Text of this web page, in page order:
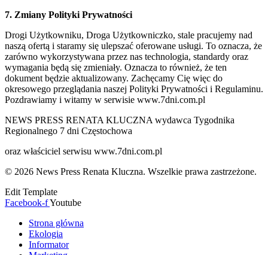
7. Zmiany Polityki Prywatności
Drogi Użytkowniku, Droga Użytkowniczko, stale pracujemy nad
naszą ofertą i staramy się ulepszać oferowane usługi. To oznacza, że
zarówno wykorzystywana przez nas technologia, standardy oraz
wymagania będą się zmieniały. Oznacza to również, że ten
dokument będzie aktualizowany. Zachęcamy Cię więc do
okresowego przeglądania naszej Polityki Prywatności i Regulaminu.
Pozdrawiamy i witamy w serwisie www.7dni.com.pl
NEWS PRESS RENATA KLUCZNA wydawca Tygodnika
Regionalnego 7 dni Częstochowa
oraz właściciel serwisu www.7dni.com.pl
© 2026 News Press Renata Kluczna. Wszelkie prawa zastrzeżone.
Edit Template
Facebook-fYoutube
Strona główna
Ekologia
Informator